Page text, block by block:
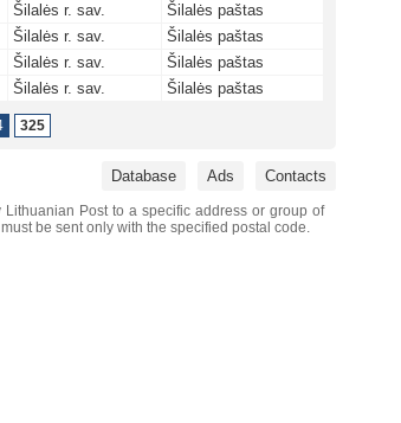
Šilalės r. sav.
Šilalės paštas
Šilalės r. sav.
Šilalės paštas
Šilalės r. sav.
Šilalės paštas
Šilalės r. sav. Šilalės paštas
325
Database Ads Contacts
Post to a specific address or group of
be sent only with the specified postal code.